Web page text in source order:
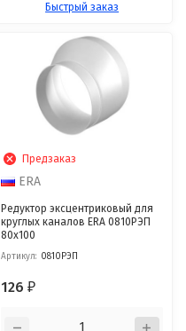
Быстрый заказ
Предзаказ
ERA
Редуктор эксцентриковый для
круглых каналов ERA 0810РЭП
80x100
Артикул: 0810РЭП
126₽